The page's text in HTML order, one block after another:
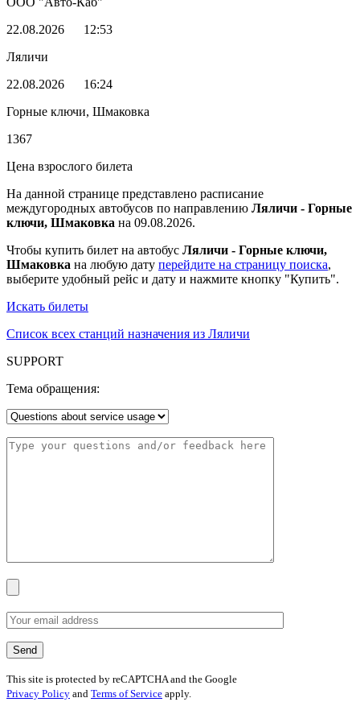
22.08.2026
12:53
Ляличи
22.08.2026
16:24
Горные ключи, Шмаковка
1367
Цена взрослого билета
На данной странице представлено расписание
междугородных автобусов по направлению Ляличи - Горные
ключи, Шмаковка на 09.08.2026.
Чтобы купить билет на автобус Ляличи - Горные ключи,
Шмаковка на любую дату перейдите на страницу поиска,
выберите удобный рейс и дату и нажмите кнопку "Купить".
Искать билеты
Список всех станций назначения из Ляличи
SUPPORT
Тема обращения:
This site is protected by reCAPTCHA and the Google
Privacy Policy and Terms of Service apply.